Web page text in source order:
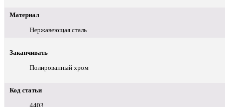
Материал
Нержавеющая сталь
Заканчивать
Полированный хром
Код статьи
4403